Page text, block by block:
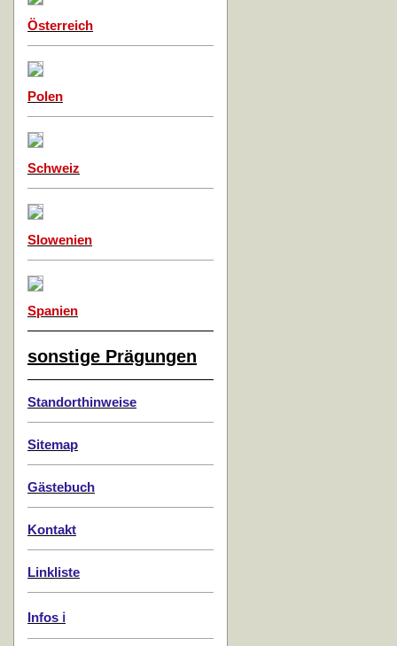
Österreich
Polen
Schweiz
Slowenien
Spanien
sonstige Prägungen
Standorthinweise
Sitemap
Gästebuch
Kontakt
Linkliste
Infos ℹ️